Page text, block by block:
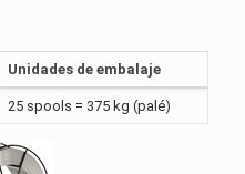
Unidades de embalaje
25 spools = 375 kg (palé)